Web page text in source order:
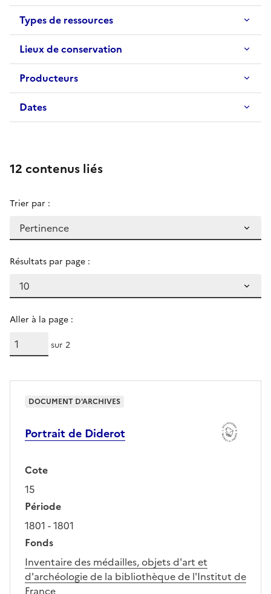
Types de ressources
Lieux de conservation
Producteurs
Dates
12 contenus liés
Trier par :
Résultats par page :
Aller à la page :
sur 2
Portrait de Diderot
Cote
15
Période
1801 - 1801
Fonds
Inventaire des médailles, objets d'art et
d'archéologie de la bibliothèque de l'Institut de
DOCUMENT D'ARCHIVES